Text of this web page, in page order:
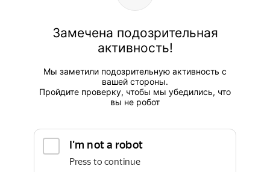
Замечена подозрительная
активность!
Мы заметили подозрительную активность с
вашей стороны.
Пройдите проверку, чтобы мы убедились, что
вы не робот